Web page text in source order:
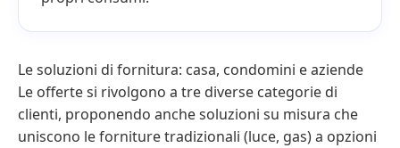
Le soluzioni di fornitura: casa, condomini e aziende
Le offerte si rivolgono a tre diverse categorie di
clienti, proponendo anche soluzioni su misura che
uniscono le forniture tradizionali (luce, gas) a opzioni